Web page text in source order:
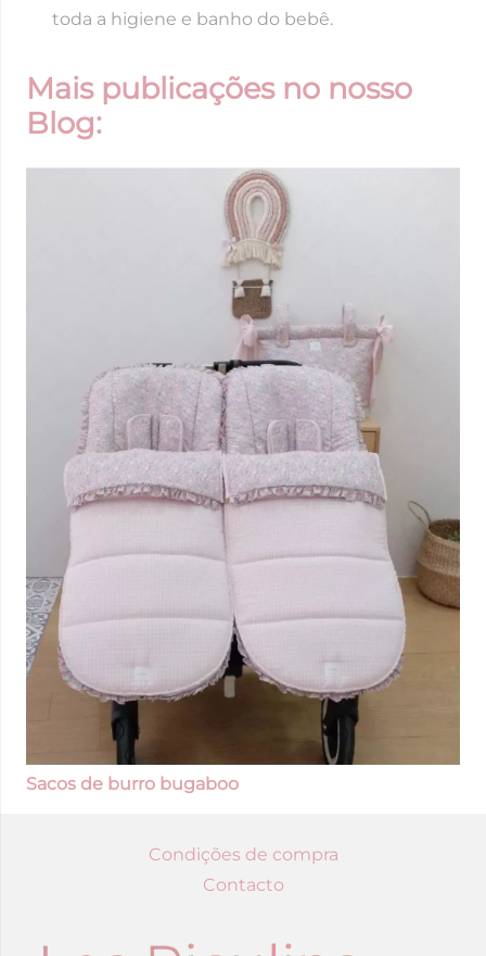
toda a higiene e banho do bebê.
Mais publicações no nosso
Blog:
Sacos de burro bugaboo
Condições de compra
Contacto